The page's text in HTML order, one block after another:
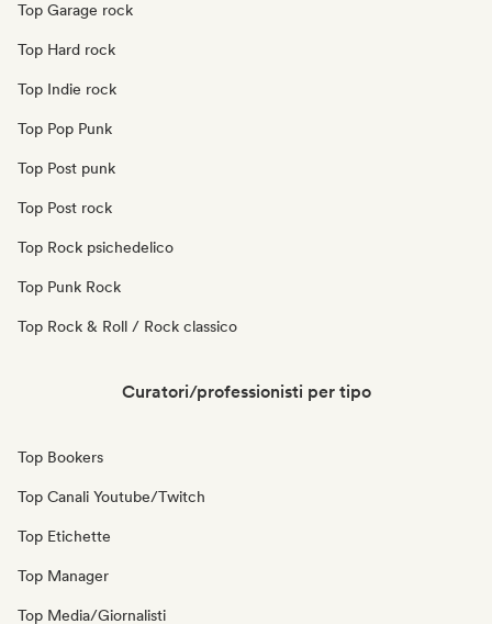
Top Garage rock
Top Hard rock
Top Indie rock
Top Pop Punk
Top Post punk
Top Post rock
Top Rock psichedelico
Top Punk Rock
Top Rock & Roll / Rock classico
Curatori/professionisti per tipo
Top Bookers
Top Canali Youtube/Twitch
Top Etichette
Top Manager
Top Media/Giornalisti